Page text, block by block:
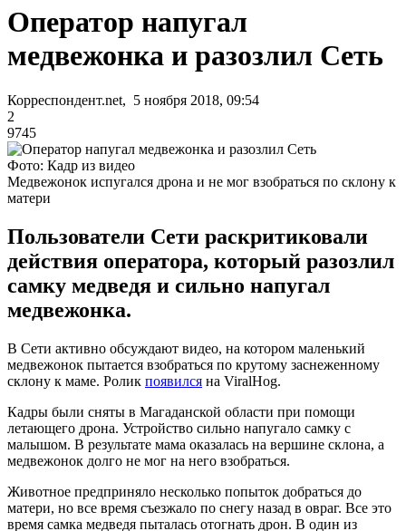
Оператор напугал
медвежонка и разозлил Сеть
Корреспондент.net, 5 ноября 2018, 09:54
2
9745
Фото: Кадр из видео
Медвежонок испугался дрона и не мог взобраться по склону к
матери
Пользователи Сети раскритиковали
действия оператора, который разозлил
самку медведя и сильно напугал
медвежонка.
В Сети активно обсуждают видео, на котором маленький
медвежонок пытается взобраться по крутому заснеженному
склону к маме. Ролик появился на ViralHog.
Кадры были сняты в Магаданской области при помощи
летающего дрона. Устройство сильно напугало самку с
малышом. В результате мама оказалась на вершине склона, а
медвежонок долго не мог на него взобраться.
Животное предприняло несколько попыток добраться до
матери, но все время съезжало по снегу назад в овраг. Все это
время самка медведя пыталась отогнать дрон. В один из